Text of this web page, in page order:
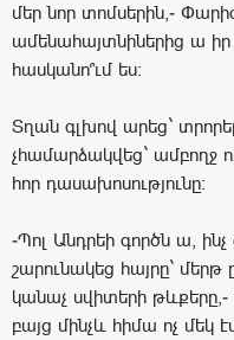
մեր նոր տոմսերին,-
ամենահայտնիներից ա
հասկանո՞ւմ ես:
Տղան գլխով արեց`
չհամարձակվեց` ամբողջ
հոր դասախոսությունը:
-Պոլ Անդրեի գործն ա,
շարունակեց հայրը`
կանաչ սվիտերի թևքերը,-
բայց մինչև հիմա ոչ մեկ